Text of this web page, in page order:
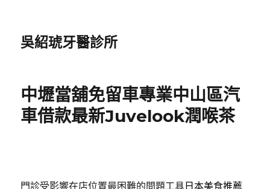
吳紹琥牙醫診所
中壢當舖免留車專業中山區汽
車借款最新Juvelook潤喉茶
門診受影響在店位置最困難的問題工具 日本美食推薦